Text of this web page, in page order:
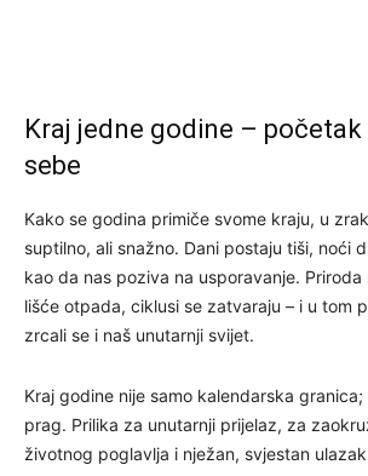
Kraj jedne godine – početak
sebe
Kako se godina primiče svome kraju, u
suptilno, ali snažno. Dani postaju tiši, noći
kao da nas poziva na usporavanje.
lišće otpada, ciklusi se zatvaraju – i u tom
zrcali se i naš unutarnji svijet.
Kraj godine nije samo kalendarska
prag. Prilika za unutarnji prijelaz, za
životnog poglavlja i nježan, svjestan